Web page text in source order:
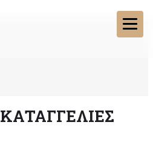
ΚΑΤΑΓΓΕΛΊΕΣ